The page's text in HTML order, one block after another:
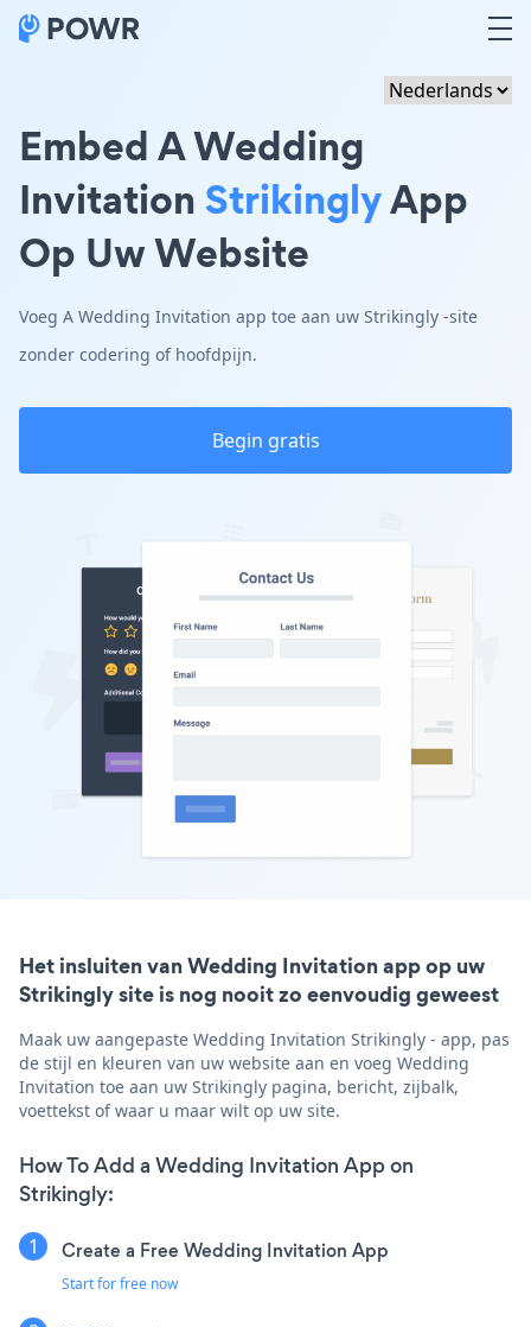
Embed A Wedding
InvitationStrikinglyApp
Op Uw Website
Voeg A Wedding Invitation app toe aan uw Strikingly -site
zonder codering of hoofdpijn.
Begin gratis
Het insluiten van Wedding Invitation app op uw
Strikingly site is nog nooit zo eenvoudig geweest
Maak uw aangepaste Wedding Invitation Strikingly - app, pas
de stijl en kleuren van uw website aan en voeg Wedding
Invitation toe aan uw Strikingly pagina, bericht, zijbalk,
voettekst of waar u maar wilt op uw site.
How To Add a Wedding Invitation App on
Strikingly:
Create a Free Wedding Invitation App
Start for free now